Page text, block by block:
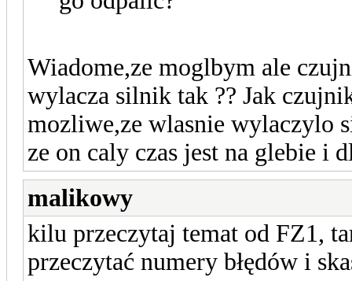
Wiadome,ze moglbym ale
wylacza silnik tak ?? Jak
mozliwe,ze wlasnie wylaczylo
ze on caly czas jest na glebie i
malikowy
kilu przeczytaj temat od FZ1,
przeczytać numery błędów i